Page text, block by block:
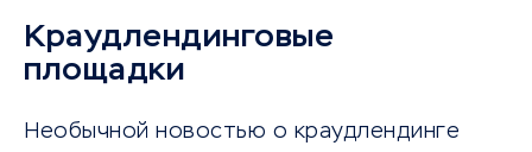
Краудлендинговые
площадки
Необычной новостью о краудлендинге